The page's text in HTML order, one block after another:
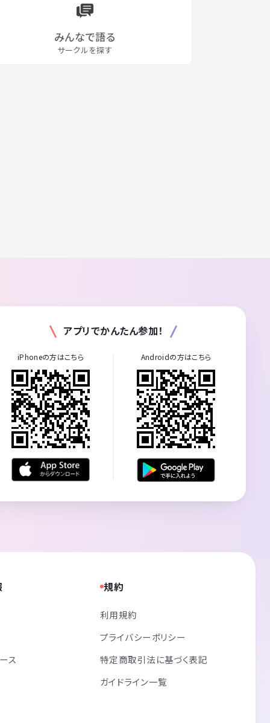
みんなで語る
サークルを探す
アプリでかんたん参加！
iPhoneの方はこちら Androidの方はこちら
ス
規約
利用規約
プライバシーポリシー
特定商取引法に基づく表記
ガイドライン一覧